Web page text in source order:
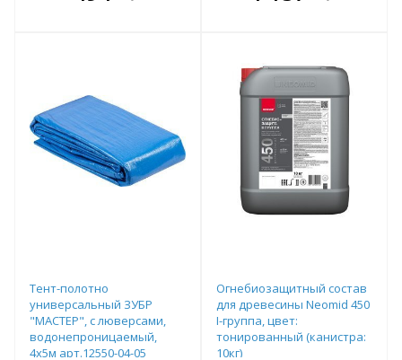
Тент-полотно
универсальный ЗУБР
"МАСТЕР", с люверсами,
водонепроницаемый,
4х5м арт.12550-04-05
Огнебиозащитный состав
для древесины Neomid 450
I-группа, цвет:
тонированный (канистра:
10кг)